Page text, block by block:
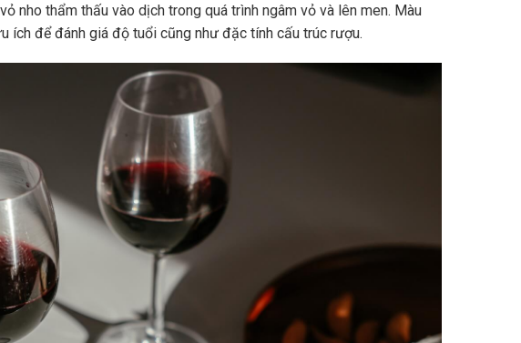
nho thẩm thấu vào dịch trong quá trình ngâm vỏ và lên men. Màu
ích để đánh giá độ tuổi cũng như đặc tính cấu trúc rượu.